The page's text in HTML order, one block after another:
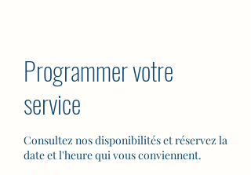
Programmer votre
service
Consultez nos disponibilités et réservez la
date et l'heure qui vous conviennent.